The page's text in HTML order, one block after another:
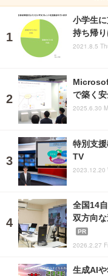
小学生
持ち帰
2021.8.5
で築く
2025.6.30
特別支
TV
2023.12.20
全国14
双方向
PR
2026.2.27
生成AI